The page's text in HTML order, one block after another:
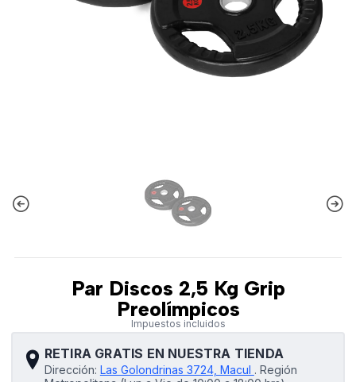
Par Discos 2,5 Kg Grip
Preolímpicos
Impuestos incluidos
RETIRA GRATIS EN NUESTRA TIENDA
Dirección: Las Golondrinas 3724, Macul . Región